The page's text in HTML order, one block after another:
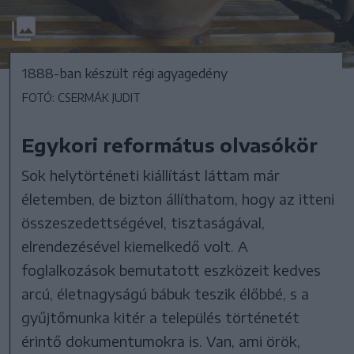
1888-ban készült régi agyagedény
FOTÓ: CSERMÁK JUDIT
Egykori református olvasókör
Sok helytörténeti kiállítást láttam már
életemben, de bizton állíthatom, hogy az itteni
összeszedettségével, tisztaságával,
elrendezésével kiemelkedő volt. A
foglalkozások bemutatott eszközeit kedves
arcú, életnagyságú bábuk teszik élőbbé, s a
gyűjtőmunka kitér a település történetét
érintő dokumentumokra is. Van, ami örök,